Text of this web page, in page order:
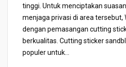
tinggi. Untuk menciptakan
menjaga privasi di area tersebut,
dengan pemasangan cutting
berkualitas. Cutting sticker
populer untuk...